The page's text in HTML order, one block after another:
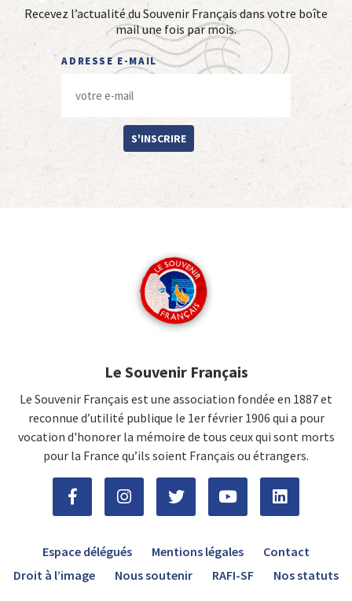
Recevez l’actualité du Souvenir Français dans votre boîte
mail une fois par mois.
ADRESSE E-MAIL
S'INSCRIRE
Le Souvenir Français
Le Souvenir Français est une association fondée en 1887 et
reconnue d’utilité publique le 1er février 1906 qui a pour
vocation d'honorer la mémoire de tous ceux qui sont morts
pour la France qu’ils soient Français ou étrangers.
Espace délégués Mentions légales
Contact
Droit à l’image
Nous soutenir RAFI-SF Nos statuts